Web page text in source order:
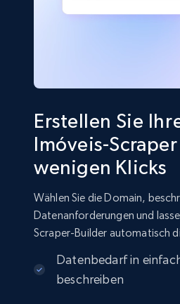
Erstellen Sie
Imóveis-
wenigen Klicks
Wählen Sie die Domain,
Datenanforderungen und
Scraper-Builder automatisch
Datenbedarf in
beschreiben